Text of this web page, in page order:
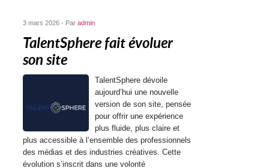
3 mars 2026 - Paradmin
TalentSphere fait évoluer
son site
TalentSphere dévoile
aujourd’hui une nouvelle
version de son site, pensée
pour offrir une expérience
plus fluide, plus claire et
plus accessible à l’ensemble des professionnels
des médias et des industries créatives. Cette
évolution s’inscrit dans une volonté